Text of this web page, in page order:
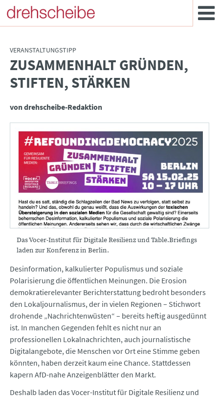
VERANSTALTUNGSTIPP
:ZUSAMMENHALT GRÜNDEN,
STIFTEN, STÄRKEN
von drehscheibe-Redaktion
Das Vocer-Institut für Digitale Resilienz und Table.Briefings
laden zur Konferenz in Berlin.
Desinformation, kalkulierter Populismus und soziale
Polarisierung die öffentlichen Meinungen. Die Erosion
demokratierelevanter Berichterstattung bedroht besonders
den Lokaljournalismus, der in vielen Regionen – Stichwort
drohende „Nachrichtenwüsten“ – bereits heftig ausgedünnt
ist. In manchen Gegenden fehlt es nicht nur an
professionellen Lokalnachrichten, auch journalistische
Digitalangebote, die Menschen vor Ort eine Stimme geben
könnten, haben derzeit kaum eine Chance. Stattdessen
kapern AfD-nahe Anzeigenblätter den Markt.
Deshalb laden das Vocer-Institut für Digitale Resilienz und